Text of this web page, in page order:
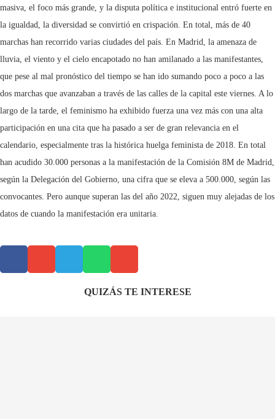
masiva, el foco más grande, y la disputa política e institucional entró fuerte en
la igualdad, la diversidad se convirtió en crispación. En total, más de 40
marchas han recorrido varias ciudades del país. En Madrid, la amenaza de
lluvia, el viento y el cielo encapotado no han amilanado a las manifestantes,
que pese al mal pronóstico del tiempo se han ido sumando poco a poco a las
dos marchas que avanzaban a través de las calles de la capital este viernes. A lo
largo de la tarde, el feminismo ha exhibido fuerza una vez más con una alta
participación en una cita que ha pasado a ser de gran relevancia en el
calendario, especialmente tras la histórica huelga feminista de 2018. En total
han acudido 30.000 personas a la manifestación de la Comisión 8M de Madrid,
según la Delegación del Gobierno, una cifra que se eleva a 500.000, según las
convocantes. Pero aunque superan las del año 2022, siguen muy alejadas de los
datos de cuando la manifestación era unitaria.
QUIZÁS TE INTERESE